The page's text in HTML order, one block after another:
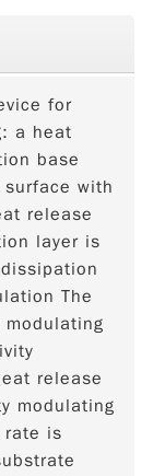
for
a heat
base
with
release
layer is
The
release
modulating
rate is